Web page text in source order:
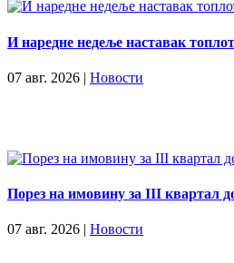
И наредне недеље наставак
07 авг. 2026 | Новости
Порез на имовину за III квартал
07 авг. 2026 | Новости